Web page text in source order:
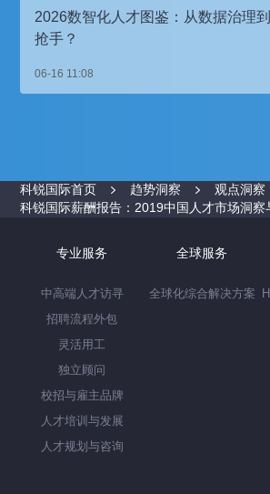
2026数智化人才图鉴：从数据治理
抢手？
06-16 11:08
科锐国际首页 趋势洞察
观点洞察
科锐国际薪酬报告：2019中国人才市场洞察
专业服务
中高端人才访寻
招聘流程外包
灵活用工
独立顾问
校招与雇主品牌
人才培训与发展
人才规划与咨询
全球服务
全球化综合解决方案